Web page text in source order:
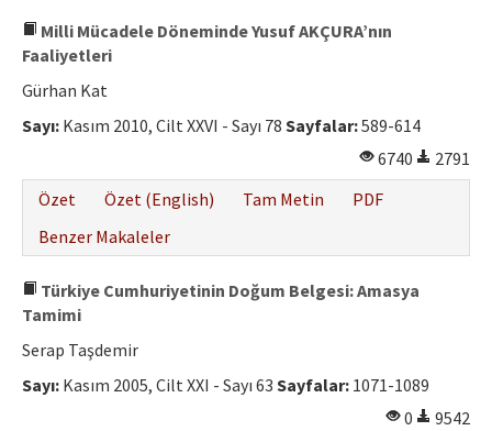
Milli Mücadele Döneminde Yusuf AKÇURA’nın
Faaliyetleri
Gürhan Kat
Sayı: Kasım 2010, Cilt XXVI - Sayı 78 Sayfalar:589-614
6740
2791
Özet
Özet (English) Tam Metin
PDF
Benzer Makaleler
Türkiye Cumhuriyetinin Doğum Belgesi: Amasya
Tamimi
Serap Taşdemir
Sayı: Kasım 2005, Cilt XXI - Sayı 63 Sayfalar: 1071-1089
0
9542